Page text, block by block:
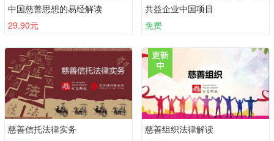
中国慈善思想的易经解读
29.90元
共益企业中国项目
免费
慈善信托法律实务
慈善组织法律解读